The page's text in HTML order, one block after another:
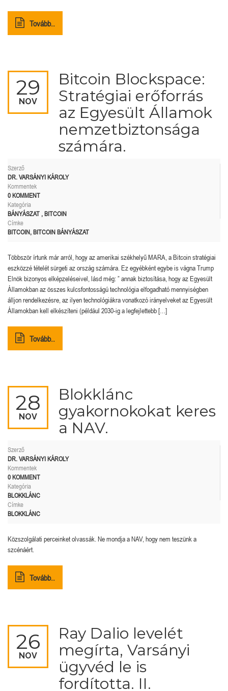
Tovább..
29
NOV
Bitcoin Blockspace:
Stratégiai erőforrás
az Egyesült Államok
nemzetbiztonsága
számára.
Szerző
DR. VARSÁNYI KÁROLY
Kommentek
0 KOMMENT
Kategória
BÁNYÁSZAT , BITCOIN
Címke
BITCOIN, BITCOIN BÁNYÁSZAT
Többször írtunk már arról, hogy az amerikai székhelyű MARA, a Bitcoin stratégiai
eszközzé tételét sürgeti az ország számára. Ez egyébként egybe is vágna Trump
Elnök bizonyos elképzeléseivel, lásd még: ” annak biztosítása, hogy az Egyesült
Államokban az összes kulcsfontosságú technológia elfogadható mennyiségben
álljon rendelkezésre, az ilyen technológiákra vonatkozó irányelveket az Egyesült
Államokban kell elkészíteni (például 2030-ig a legfejlettebb […]
Tovább..
28
NOV
Blokklánc
gyakornokokat keres
a NAV.
Szerző
DR. VARSÁNYI KÁROLY
Kommentek
0 KOMMENT
Kategória
BLOKKLÁNC
Címke
BLOKKLÁNC
Közszolgálati perceinket olvassák. Ne mondja a NAV, hogy nem teszünk a
szcénáért.
Tovább..
26
NOV
Ray Dalio levelét
megírta, Varsányi
ügyvéd le is
fordította. II.